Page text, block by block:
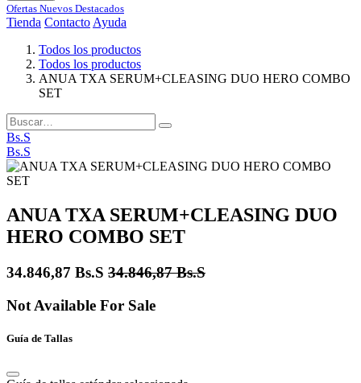
Ofertas Nuevos Destacados
Tienda Contacto Ayuda
Todos los productos
Todos los productos
ANUA TXA SERUM+CLEASING DUO HERO COMBO
SET
Bs.S
Bs.S
ANUA TXA SERUM+CLEASING DUO
HERO COMBO SET
34.846,87 Bs.S 34.846,87Bs.S
Not Available For Sale
Guía de Tallas